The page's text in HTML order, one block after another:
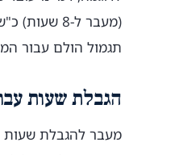
(מעבר ל-8
תגמול הולם עבור
הגבלת שעות
מעבר להגבלת שעות